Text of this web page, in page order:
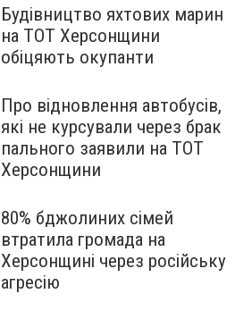
Будівництво яхтових марин
на ТОТ Херсонщини
обіцяють окупанти
Про відновлення автобусів,
які не курсували через брак
пального заявили на ТОТ
Херсонщини
80% бджолиних сімей
втратила громада на
Херсонщині через російську
агресію